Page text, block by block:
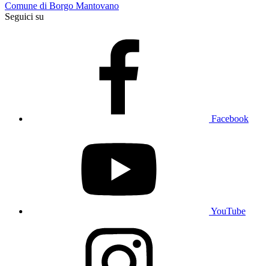
Comune di Borgo Mantovano
Seguici su
Facebook
YouTube